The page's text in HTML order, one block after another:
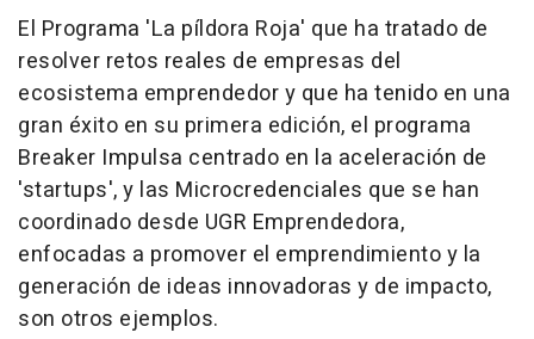
El Programa 'La píldora Roja' que ha tratado de
resolver retos reales de empresas del
ecosistema emprendedor y que ha tenido en una
gran éxito en su primera edición, el programa
Breaker Impulsa centrado en la aceleración de
'startups', y las Microcredenciales que se han
coordinado desde UGR Emprendedora,
enfocadas a promover el emprendimiento y la
generación de ideas innovadoras y de impacto,
son otros ejemplos.